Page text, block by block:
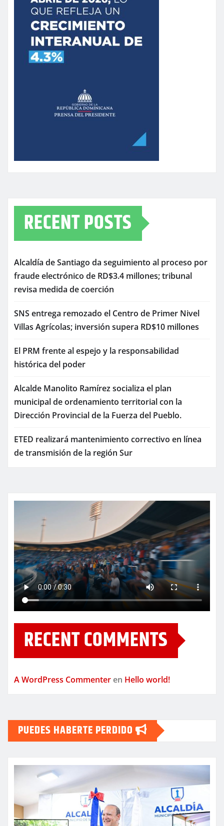
RECENT POSTS
Alcaldía de Santiago da seguimiento al proceso por
fraude electrónico de RD$3.4 millones; tribunal
revisa medida de coerción
SNS entrega remozado el Centro de Primer Nivel
Villas Agrícolas; inversión supera RD$10 millones
El PRM frente al espejo y la responsabilidad
histórica del poder
Alcalde Manolito Ramírez socializa el plan
municipal de ordenamiento territorial con la
Dirección Provincial de la Fuerza del Pueblo.
ETED realizará mantenimiento correctivo en línea
de transmisión de la región Sur
RECENT COMMENTS
A WordPress Commenter en Hello world!
PUEDES HABERTE PERDIDO